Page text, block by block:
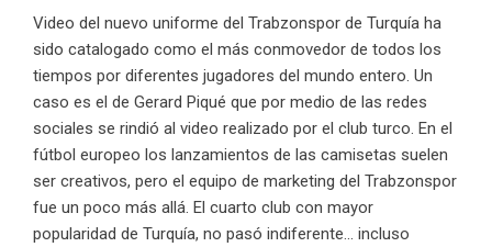
Video del nuevo uniforme del Trabzonspor de Turquía ha
sido catalogado como el más conmovedor de todos los
tiempos por diferentes jugadores del mundo entero. Un
caso es el de Gerard Piqué que por medio de las redes
sociales se rindió al video realizado por el club turco. En el
fútbol europeo los lanzamientos de las camisetas suelen
ser creativos, pero el equipo de marketing del Trabzonspor
fue un poco más allá. El cuarto club con mayor
popularidad de Turquía, no pasó indiferente... incluso